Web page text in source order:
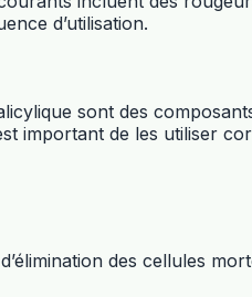
d’utilisation.
sont des
important de les utiliser
des cellules